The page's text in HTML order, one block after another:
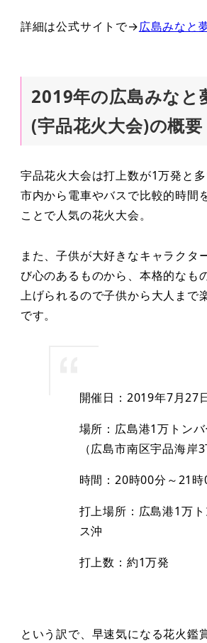
詳細は公式サイトで→広島みなと
2019年の広島みなと
(宇品花火大会)の概要
宇品花火大会は打上数が1万発と
市内から電車やバスで比較的時間
ことで人気の花火大会。
また、子供が大好きなキャラクタ
び心のあるものから、本格的なも
上げられるので子供から大人まで
です。
開催日：2019年7月27
場所：広島港1万トンバ
（広島市南区宇品海岸3
時間：20時00分～21時
打上場所：広島港1万
ス沖
打上数：約1万発
という訳で、早速気になる花火鑑